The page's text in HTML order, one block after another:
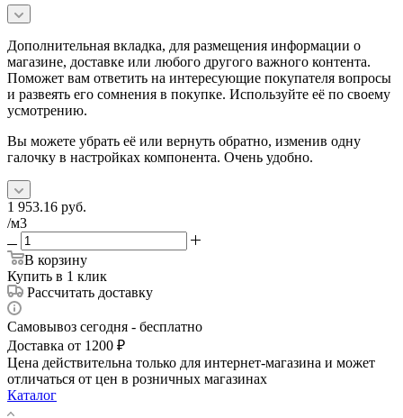
Дополнительная вкладка, для размещения информации о
магазине, доставке или любого другого важного контента.
Поможет вам ответить на интересующие покупателя вопросы
и развеять его сомнения в покупке. Используйте её по своему
усмотрению.
Вы можете убрать её или вернуть обратно, изменив одну
галочку в настройках компонента. Очень удобно.
1 953.16 руб.
/м3
В корзину
Купить в 1 клик
Рассчитать доставку
Самовывоз сегодня - бесплатно
Доставка от 1200 ₽
Цена действительна только для интернет-магазина и может
отличаться от цен в розничных магазинах
Каталог